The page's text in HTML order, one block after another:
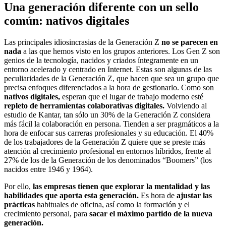
Una generación diferente con un sello
común: nativos digitales
Las principales idiosincrasias de la Generación Z no se parecen en
nada a las que hemos visto en los grupos anteriores. Los Gen Z son
genios de la tecnología, nacidos y criados íntegramente en un
entorno acelerado y centrado en Internet. Estas son algunas de las
peculiaridades de la Generación Z, que hacen que sea un grupo que
precisa enfoques diferenciados a la hora de gestionarlo. Como son
nativos digitales, esperan que el lugar de trabajo moderno esté
repleto de herramientas colaborativas digitales. Volviendo al
estudio de Kantar, tan sólo un 30% de la Generación Z considera
más fácil la colaboración en persona. Tienden a ser pragmáticos a la
hora de enfocar sus carreras profesionales y su educación. El 40%
de los trabajadores de la Generación Z quiere que se preste más
atención al crecimiento profesional en entornos híbridos, frente al
27% de los de la Generación de los denominados “Boomers” (los
nacidos entre 1946 y 1964).
Por ello, las empresas tienen que explorar la mentalidad y las
habilidades que aporta esta generación. Es hora de ajustar las
prácticas habituales de oficina, así como la formación y el
crecimiento personal, para sacar el máximo partido de la nueva
generación.